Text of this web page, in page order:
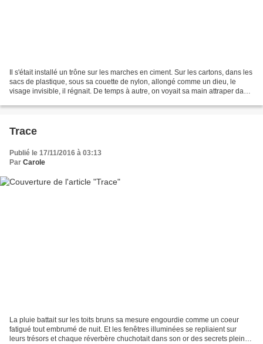
Il s'était installé un trône sur les marches en ciment. Sur les cartons, dans les
sacs de plastique, sous sa couette de nylon, allongé comme un dieu, le
visage invisible, il régnait. De temps à autre, on voyait sa main attraper dans
Trace
Publié le 17/11/2016 à 03:13
Par Carole
La pluie battait sur les toits bruns sa mesure engourdie comme un coeur
fatigué tout embrumé de nuit. Et les fenêtres illuminées se repliaient sur
leurs trésors et chaque réverbère chuchotait dans son or des secrets pleins